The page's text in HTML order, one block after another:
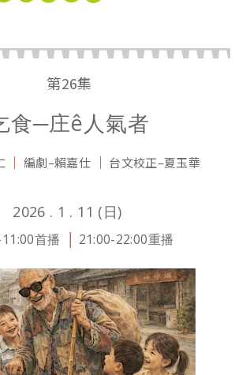
h
t
s
A
p
p
W
e
i
b
o
第26集
食─庄ê人氣者
│ 編劇–賴嘉仕 │ 台文校正–夏玉華
2026 . 1 . 11 (日)
首播 21:00-22:00重播